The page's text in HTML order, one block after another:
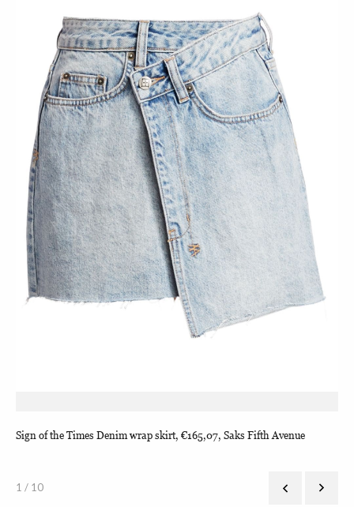
Sign of the Times Denim wrap skirt, €165,07, Saks Fifth Avenue
1 / 10